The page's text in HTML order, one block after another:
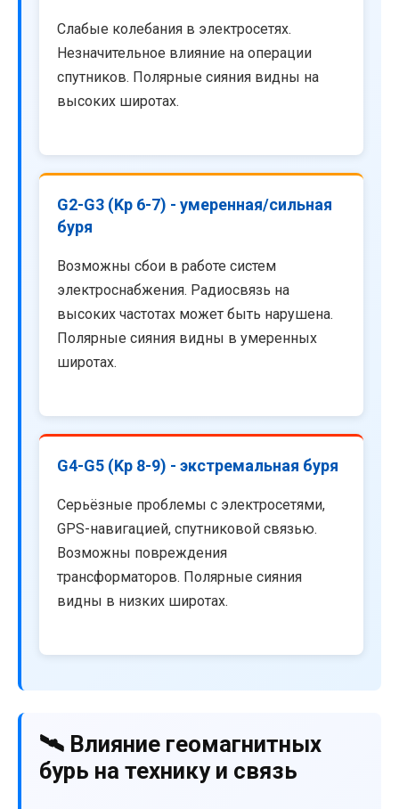
Слабые колебания в электросетях.
Незначительное влияние на операции
спутников. Полярные сияния видны на
высоких широтах.
G2-G3 (Kp 6-7) - умеренная/сильная
буря
Возможны сбои в работе систем
электроснабжения. Радиосвязь на
высоких частотах может быть нарушена.
Полярные сияния видны в умеренных
широтах.
G4-G5 (Kp 8-9) - экстремальная буря
Серьёзные проблемы с электросетями,
GPS-навигацией, спутниковой связью.
Возможны повреждения
трансформаторов. Полярные сияния
видны в низких широтах.
🛰️ Влияние геомагнитных
бурь на технику и связь